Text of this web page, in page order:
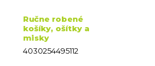
Ručne robené
košíky, ošítky a
misky
4030254495112